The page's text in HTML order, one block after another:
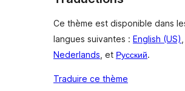
Ce thème est disponible dans
langues suivantes : English (US),
Nederlands, et Русский.
Traduire ce thème